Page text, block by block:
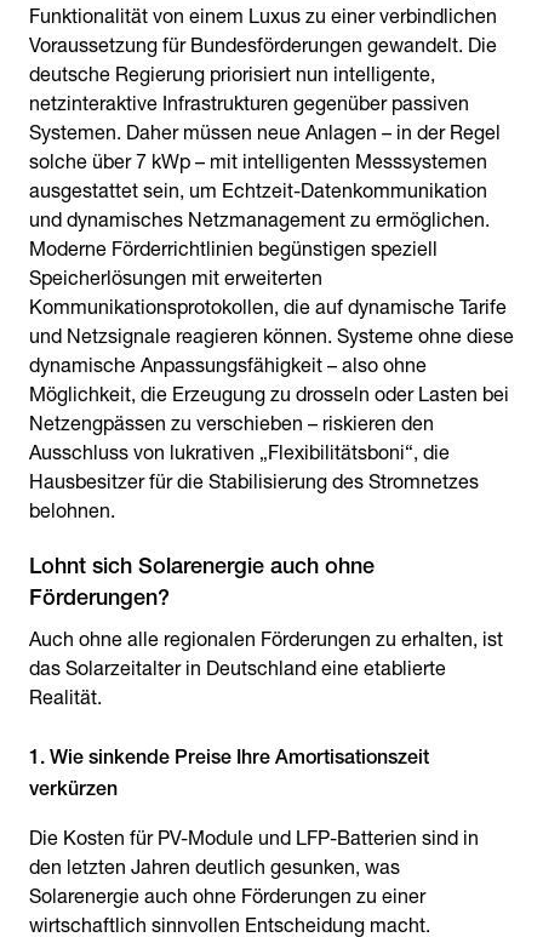
Funktionalität von einem Luxus zu einer verbindlichen
Voraussetzung für Bundesförderungen gewandelt. Die
deutsche Regierung priorisiert nun intelligente,
netzinteraktive Infrastrukturen gegenüber passiven
Systemen. Daher müssen neue Anlagen – in der Regel
solche über 7 kWp – mit intelligenten Messsystemen
ausgestattet sein, um Echtzeit-Datenkommunikation
und dynamisches Netzmanagement zu ermöglichen.
Moderne Förderrichtlinien begünstigen speziell
Speicherlösungen mit erweiterten
Kommunikationsprotokollen, die auf dynamische Tarife
und Netzsignale reagieren können. Systeme ohne diese
dynamische Anpassungsfähigkeit – also ohne
Möglichkeit, die Erzeugung zu drosseln oder Lasten bei
Netzengpässen zu verschieben – riskieren den
Ausschluss von lukrativen „Flexibilitätsboni“, die
Hausbesitzer für die Stabilisierung des Stromnetzes
belohnen.
Lohnt sich Solarenergie auch ohne
Förderungen?
Auch ohne alle regionalen Förderungen zu erhalten, ist
das Solarzeitalter in Deutschland eine etablierte
Realität.
1. Wie sinkende Preise Ihre Amortisationszeit
verkürzen
Die Kosten für PV-Module und LFP-Batterien sind in
den letzten Jahren deutlich gesunken, was
Solarenergie auch ohne Förderungen zu einer
wirtschaftlich sinnvollen Entscheidung macht.